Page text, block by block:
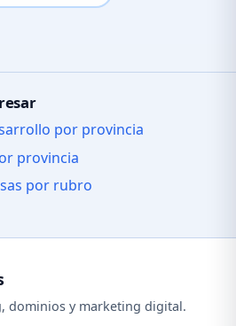
por provincia
provincia
por rubro
dominios y marketing digital.